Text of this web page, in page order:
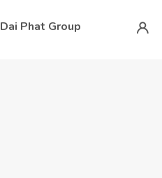
Dai Phat Group